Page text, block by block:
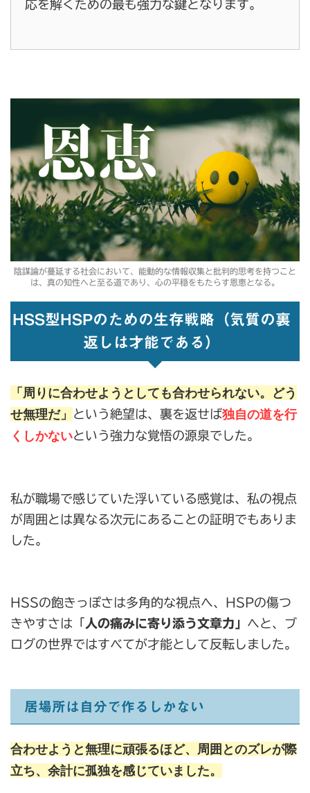
応を解くための最も強力な鍵となります。
陰謀論が蔓延する社会において、能動的な情報収集と批判的思考を持つこと
は、真の知性へと至る道であり、心の平穏をもたらす恩恵となる。
HSS型HSPのための生存戦略（気質の裏
返しは才能である）
「周りに合わせようとしても合わせられない。どう
せ無理だ」
という絶望は、裏を返せば独自の道を行
くしかないという強力な覚悟の源泉でした。
私が職場で感じていた浮いている感覚は、私の視点
が周囲とは異なる次元にあることの証明でもありま
した。
HSSの飽きっぽさは多角的な視点へ、HSPの傷つ
きやすさは「
人の痛みに寄り添う文章力」 へと、ブ
ログの世界ではすべてが才能として反転しました。
居場所は自分で作るしかない
合わせようと無理に頑張るほど、周囲とのズレが際
立ち、余計に孤独を感じていました。